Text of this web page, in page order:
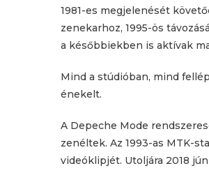
1981-es megjelenését
zenekarhoz, 1995-ös
a későbbiekben is aktívak
Mind a stúdióban, mind
énekelt.
A Depeche Mode
zenéltek. Az 1993-as MTK-
videóklipjét. Utoljára 2018